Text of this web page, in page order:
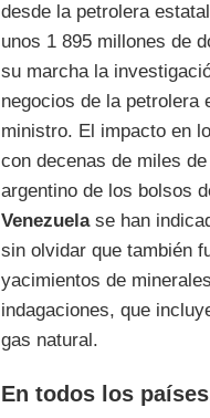
desde la petrolera estatal
unos 1 895 millones de
su marcha la
negocios de la petrolera
ministro. El impacto en
con decenas de miles
argentino de los bolsos
Venezuelase han
sin olvidar que también
yacimientos de
indagaciones, que
gas natural.
En todos los